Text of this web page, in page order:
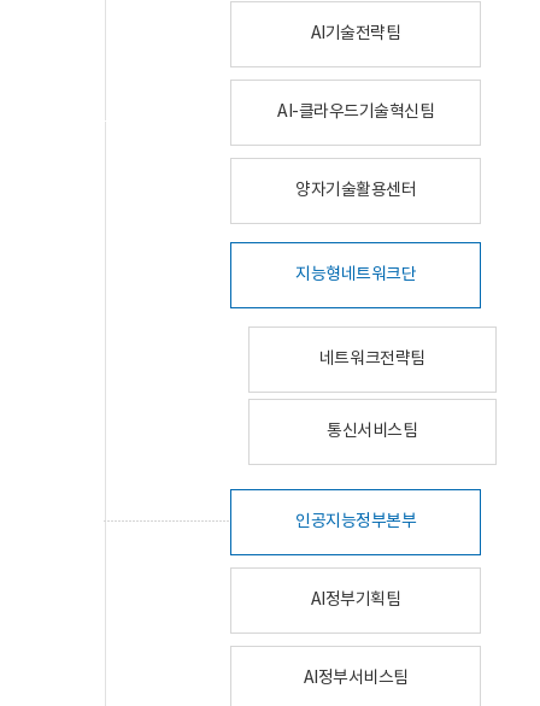
AI기술전략팀
AI-클라우드기술혁신팀
양자기술활용센터
지능형네트워크단
네트워크전략팀
통신서비스팀
인공지능정부본부
AI정부기획팀
AI정부서비스팀